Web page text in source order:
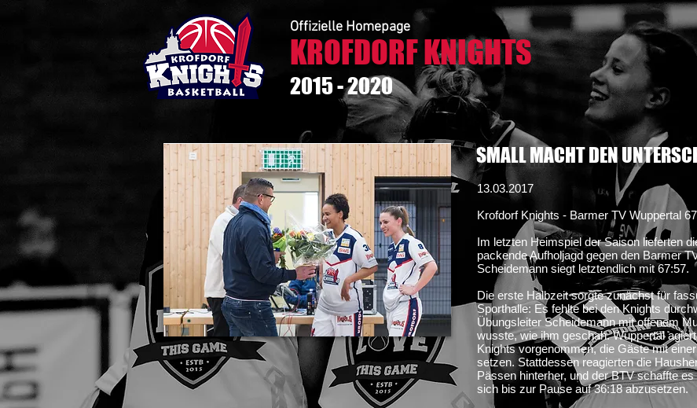
Offizielle Homepage
KROFDORF KNIGHTS
2015 - 2020
SMALL MACHT DEN
13.03.2017
Krofdorf Knights - Barmer TV Wuppertal
Im letzten Heimspiel der Saison lieferten
packende Aufholjagd gegen den Barmer
Scheidemann siegt letztendlich mit 67:57.
Die erste Halbzeit sorgte zunächst für
Sporthalle: Es fehlte bei den Knights
Übungsleiter Scheidemann mit offenem
wusste, wie ihm geschah. Wuppertal
Knights vorgenommen, die Gäste mit
setzen. Stattdessen reagierten die
Pässen hinterher, und der BTV schaffte
sich bis zur Pause auf 36:18 abzusetzen.